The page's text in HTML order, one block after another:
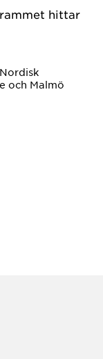
hittar
och Malmö